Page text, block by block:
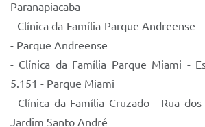
Paranapiacaba
- Clínica da Família Parque Andreense
- Parque Andreense
- Clínica da Família Parque Miami -
5.151 - Parque Miami
- Clínica da Família Cruzado - Rua
Jardim Santo André